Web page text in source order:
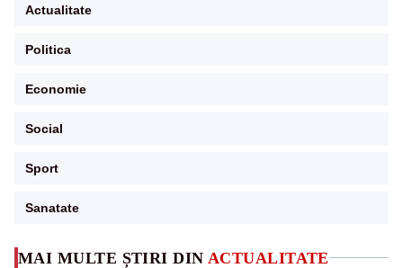
MAI MULTE ȘTIRI DIN ACTUALITATE
Actualitate
Politica
Economie
Social
Sport
Sanatate